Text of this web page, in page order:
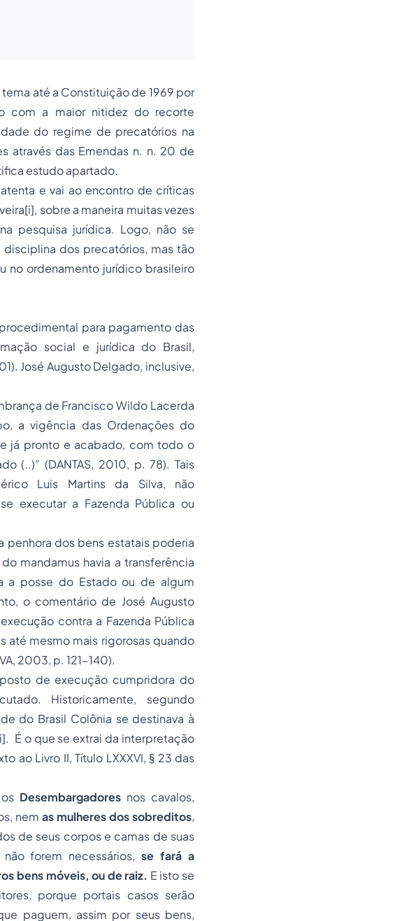
até a Constituição de 1969 por
com a maior nitidez do recorte
do regime de precatórios na
através das Emendas n. n. 20 de
estudo apartado.
e vai ao encontro de críticas
[i], sobre a maneira muitas vezes
pesquisa jurídica. Logo, não se
dos precatórios, mas tão
no ordenamento jurídico brasileiro
para pagamento das
social e jurídica do Brasil,
José Augusto Delgado, inclusive,
de Francisco Wildo Lacerda
a vigência das Ordenações do
já pronto e acabado, com todo o
(..)” (DANTAS, 2010, p. 78). Tais
Luis Martins da Silva, não
executar a Fazenda Pública ou
penhora dos bens estatais poderia
do mandamus havia a transferência
a posse do Estado ou de algum
o comentário de José Augusto
contra a Fazenda Pública
mesmo mais rigorosas quando
2003, p. 121-140).
de execução cumpridora do
Historicamente, segundo
do Brasil Colônia se destinava à
. É o que se extrai da interpretação
ao Livro II, Título LXXXVI, § 23 das
Desembargadores nos cavalos,
nem as mulheres dos sobreditos,
de seus corpos e camas de suas
forem necessários,se fará a
bens móveis, ou de raiz. E isto se
porque portais casos serão
paguem, assim por seus bens,